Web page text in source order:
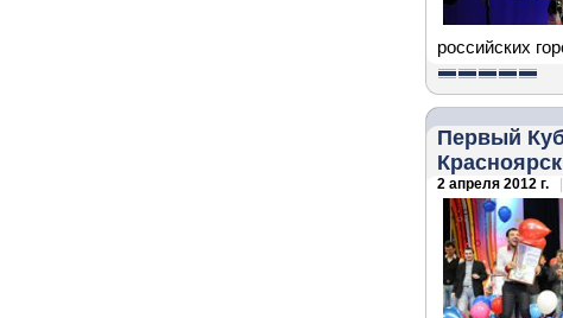
российских
Первый
Красноярск
2 апреля 2012 г.